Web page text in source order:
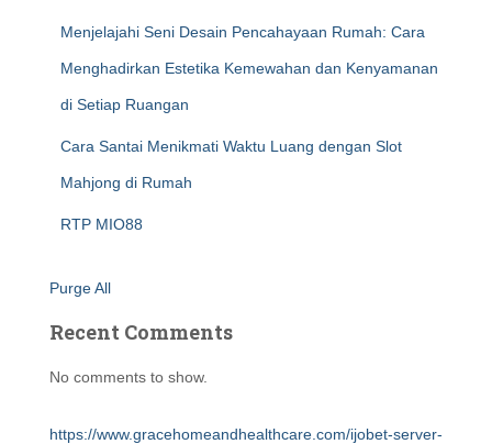
Menjelajahi Seni Desain Pencahayaan Rumah: Cara
Menghadirkan Estetika Kemewahan dan Kenyamanan
di Setiap Ruangan
Cara Santai Menikmati Waktu Luang dengan Slot
Mahjong di Rumah
RTP MIO88
Purge All
Recent Comments
No comments to show.
https://www.gracehomeandhealthcare.com/ijobet-server-